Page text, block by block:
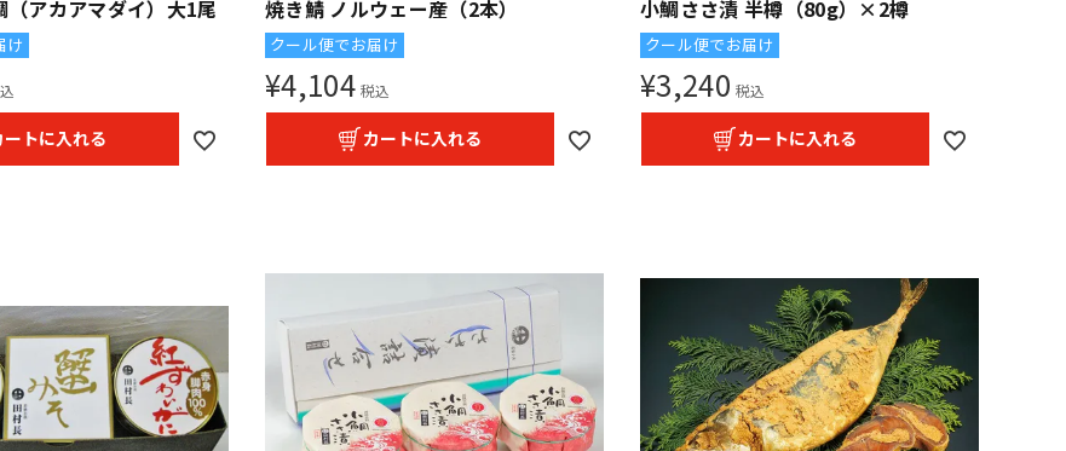
（アカアマダイ）大1尾
け
ートに入れる
焼き鯖 ノルウェー産（2本）
クール便でお届け
¥4,104 税込
カートに入れる
小鯛ささ漬 半樽（80g）×2樽
クール便でお届け
¥3,240 税込
カートに入れる